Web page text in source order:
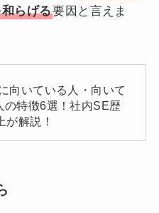
らげる要因と言えま
向いている人・向いて
の特徴6選！社内SE歴
が解説！